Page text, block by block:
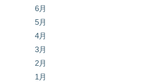
6月
5月
4月
3月
2月
1月